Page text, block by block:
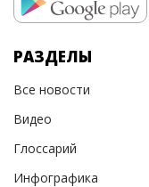
РАЗДЕЛЫ
Все новости
Видео
Глоссарий
Инфографика